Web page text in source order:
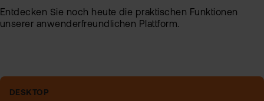
Entdecken Sie noch heute die praktischen Funktionen
unserer anwenderfreundlichen Plattform.
DESKTOP